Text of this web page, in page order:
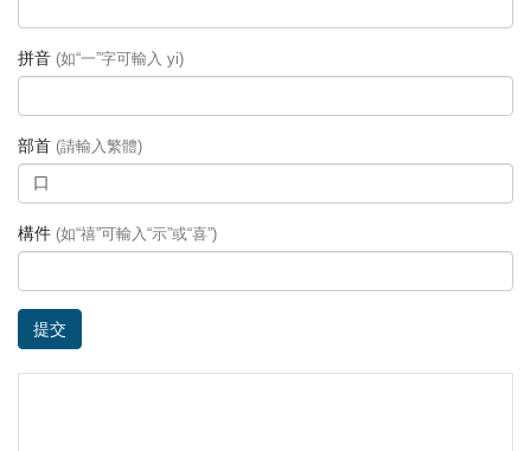
拼音 (如“一”字可輸入 yi)
部首 (請輸入繁體)
構件 (如“禧”可輸入“示”或“喜”)
提交